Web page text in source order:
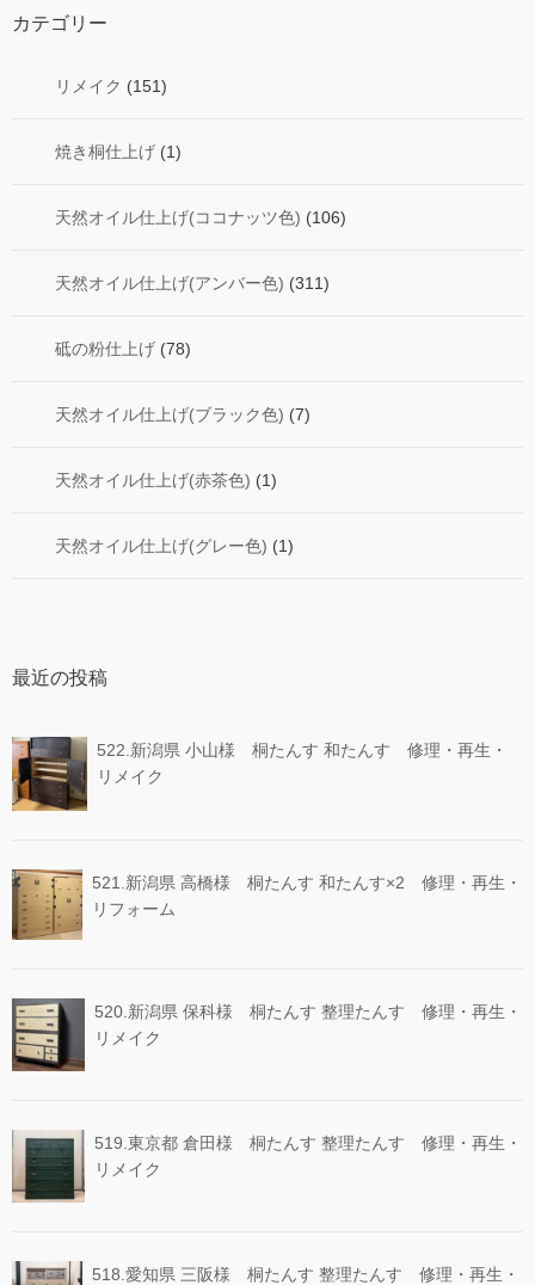
カテゴリー
リメイク (151)
焼き桐仕上げ (1)
天然オイル仕上げ(ココナッツ色) (106)
天然オイル仕上げ(アンバー色) (311)
砥の粉仕上げ (78)
天然オイル仕上げ(ブラック色) (7)
天然オイル仕上げ(赤茶色) (1)
天然オイル仕上げ(グレー色) (1)
最近の投稿
522.新潟県 小山様 桐たんす 和たんす 修理・再生・
リメイク
521.新潟県 高橋様 桐たんす 和たんす×2 修理・再生・
リフォーム
520.新潟県 保科様 桐たんす 整理たんす 修理・再生・
リメイク
519.東京都 倉田様 桐たんす 整理たんす 修理・再生・
リメイク
518.愛知県 三阪様 桐たんす 整理たんす 修理・再生・